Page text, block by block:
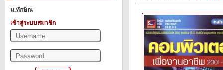
ม.ทักษิณ
เข้าสู่ระบบสมาชิก